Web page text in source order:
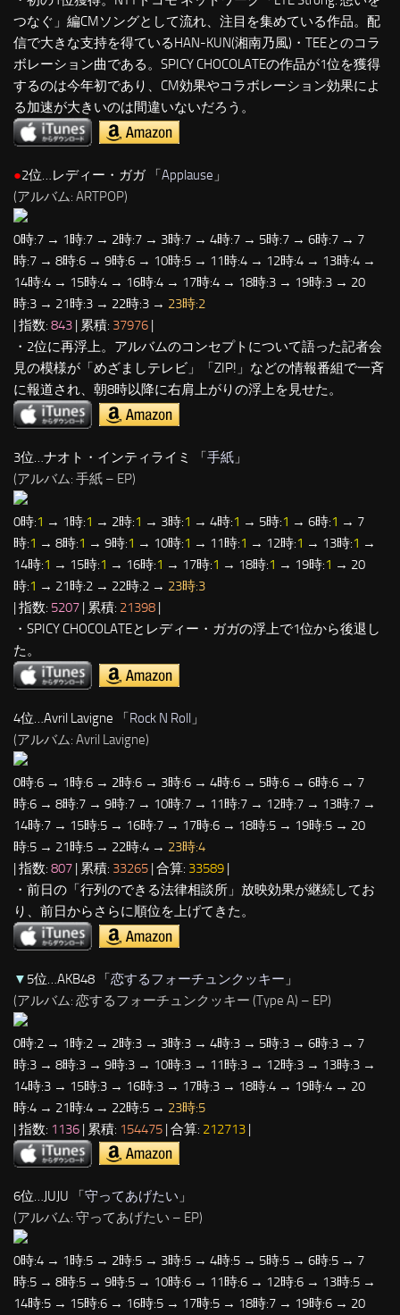
つなぐ」編CMソングとして流れ、注目を集めている作品。配
信で大きな支持を得ているHAN-KUN(湘南乃風)・TEEとのコラ
ボレーション曲である。SPICY CHOCOLATEの作品が1位を獲得
するのは今年初であり、CM効果やコラボレーション効果によ
る加速が大きいのは間違いないだろう。
●2位…レディー・ガガ 「Applause 」
(アルバム: ARTPOP)
0時:7 → 1時:7 → 2時:7 → 3時:7 → 4時:7 → 5時:7 → 6時:7 → 7
時:7 → 8時:6 → 9時:6 → 10時:5 → 11時:4 → 12時:4 → 13時:4 →
14時:4 → 15時:4 → 16時:4 → 17時:4 → 18時:3 → 19時:3 → 20
時:3 → 21時:3 → 22時:3 → 23時:2
| 指数: 843 | 累積: 37976 |
・2位に再浮上。アルバムのコンセプトについて語った記者会
見の模様が「めざましテレビ」「ZIP!」などの情報番組で一斉
に報道され、朝8時以降に右肩上がりの浮上を見せた。
3位…ナオト・インティライミ 「手紙 」
(アルバム: 手紙 – EP)
0時:1 → 1時:1 → 2時:1 → 3時:1 → 4時:1 → 5時:1 → 6時:1 → 7
時:1 → 8時:1 → 9時:1 → 10時:1 → 11時:1 → 12時:1 → 13時:1 →
14時:1 → 15時:1 → 16時:1 → 17時:1 → 18時:1 → 19時:1 → 20
時:1 → 21時:2 → 22時:2 → 23時:3
| 指数: 5207 | 累積: 21398 |
・SPICY CHOCOLATEとレディー・ガガの浮上で1位から後退し
た。
4位…Avril Lavigne 「Rock N Roll 」
(アルバム: Avril Lavigne)
0時:6 → 1時:6 → 2時:6 → 3時:6 → 4時:6 → 5時:6 → 6時:6 → 7
時:6 → 8時:7 → 9時:7 → 10時:7 → 11時:7 → 12時:7 → 13時:7 →
14時:7 → 15時:5 → 16時:7 → 17時:6 → 18時:5 → 19時:5 → 20
時:5 → 21時:5 → 22時:4 → 23時:4
| 指数: 807 | 累積: 33265 | 合算: 33589 |
・前日の「行列のできる法律相談所」放映効果が継続してお
り、前日からさらに順位を上げてきた。
▼ 5位…AKB48 「恋するフォーチュンクッキー 」
(アルバム: 恋するフォーチュンクッキー (Type A) – EP)
0時:2 → 1時:2 → 2時:3 → 3時:3 → 4時:3 → 5時:3 → 6時:3 → 7
時:3 → 8時:3 → 9時:3 → 10時:3 → 11時:3 → 12時:3 → 13時:3 →
14時:3 → 15時:3 → 16時:3 → 17時:3 → 18時:4 → 19時:4 → 20
時:4 → 21時:4 → 22時:5 → 23時:5
| 指数: 1136 | 累積: 154475 | 合算: 212713 |
6位…JUJU 「 守ってあげたい 」
(アルバム: 守ってあげたい – EP)
0時:4 → 1時:5 → 2時:5 → 3時:5 → 4時:5 → 5時:5 → 6時:5 → 7
時:5 → 8時:5 → 9時:5 → 10時:6 → 11時:6 → 12時:6 → 13時:5 →
14時:5 → 15時:6 → 16時:5 → 17時:5 → 18時:7 → 19時:6 → 20